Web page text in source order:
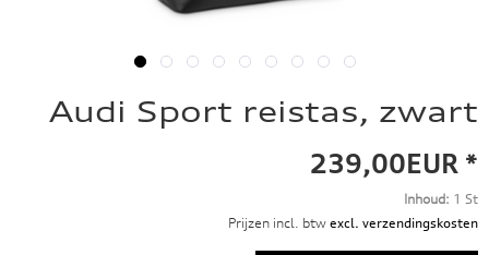
Audi Sport reistas, zwart
239,00EUR *
Inhoud: 1 St
Prijzen incl. btw excl. verzendingskosten